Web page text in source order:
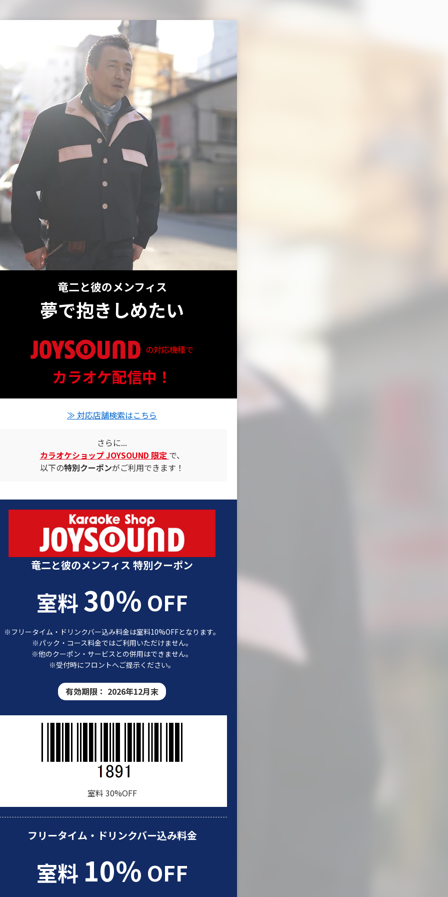
竜二と彼のメンフィス
夢で抱きしめたい
の対応機種で
カラオケ配信中！
応店舗とクーポン情報≫ 対応店舗検索はこちら
さらに...
カラオケショップ JOYSOUND 限定 で、
以下の特別クーポンがご利用できます！
ラオケショップ JOYSOUND 特別クーポン
竜二と彼のメンフィス 特別クーポン
室料30% OFF
※フリータイム・ドリンクバー込み料金は室料10%OFFとなります。
※パック・コース料金ではご利用いただけません。
※他のクーポン・サービスとの併用はできません。
※受付時にフロントへご提示ください。
有効期限： 2026年12月末
室料 30%OFF
フリータイム・ドリンクバー込み料金
室料 10% OFF